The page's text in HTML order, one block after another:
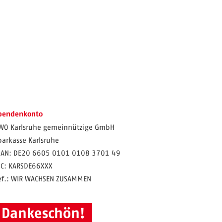
Karlsruhe gemeinnützige GmbH
Karlsruhe
DE20 6605 0101 0108 3701 49
KARSDE66XXX
WIR WACHSEN ZUSAMMEN
Dankeschön!